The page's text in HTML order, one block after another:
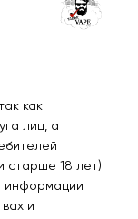
КИСЛЯК Кислый
как
лиц, а
старше 18 лет)
информации
и